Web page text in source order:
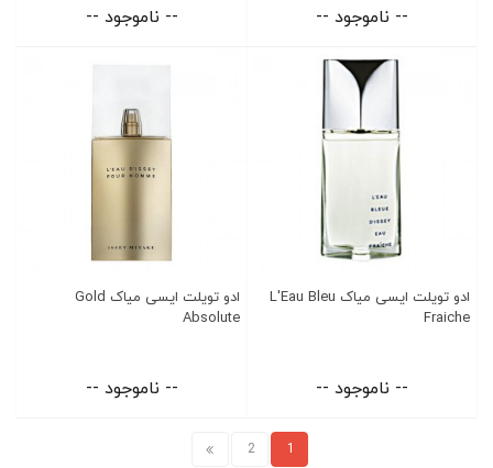
-- ناموجود -- -- ناموجود --
ادو تویلت ایسی میاک L'Eau Bleu
Fraiche
-- ناموجود --
ادو تویلت ایسی میاک Gold
Absolute
-- ناموجود --
1
2